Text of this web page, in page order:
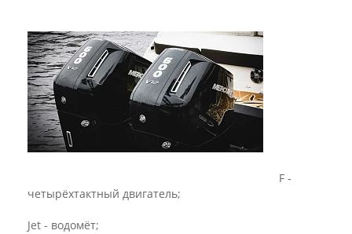
F -
четырёхтактный двигатель;
Jet - водомёт;